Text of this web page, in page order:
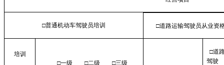
□普通机动车驾驶员培训 □道路运输驾驶员从业资
培训
□一级 □二级 □三级
□道
驾驶